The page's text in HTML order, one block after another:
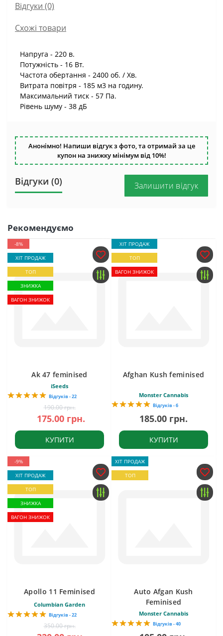
Відгуки (0)
Схожі товари
Напруга - 220 в.
Потужність - 16 Вт.
Частота обертання - 2400 об. / Хв.
Витрата повітря - 185 м3 на годину.
Максимальний тиск - 57 Па.
Рівень шуму - 38 дБ
Анонімно! Напиши відгук з фото, та отримай за це
купон на знижку мінімум від 10%!
Відгуки (0) Залишити відгук
Рекомендуємо
-8%
ХІТ ПРОДАЖ
ТОП
ЗНИЖКА
ВАГОН ЗНИЖОК
Ak 47 feminised
iSeeds
Відгуків - 22
190.00 грн.
175.00 грн.
КУПИТИ
ХІТ ПРОДАЖ
ТОП
ВАГОН ЗНИЖОК
Afghan Kush feminised
Monster Cannabis
Відгуків - 6
185.00 грн.
КУПИТИ
-9%
ХІТ ПРОДАЖ
ТОП
ЗНИЖКА
ВАГОН ЗНИЖОК
Apollo 11 Feminised
Columbian Garden
Відгуків - 22
350.00 грн.
ХІТ ПРОДАЖ
ТОП
Auto Afgan Kush
Feminised
Monster Cannabis
Відгуків - 40